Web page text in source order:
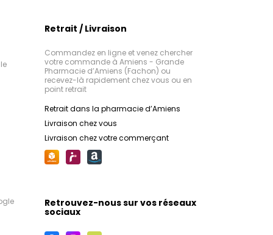
Retrait / Livraison
Commandez en ligne et venez chercher
votre commande à Amiens - Grande
Pharmacie d’Amiens (Fachon) ou
recevez-là rapidement chez vous ou en
point retrait
Retrait dans la pharmacie d’Amiens
Livraison chez vous
Livraison chez votre commerçant
Retrouvez-nous sur vos réseaux
sociaux